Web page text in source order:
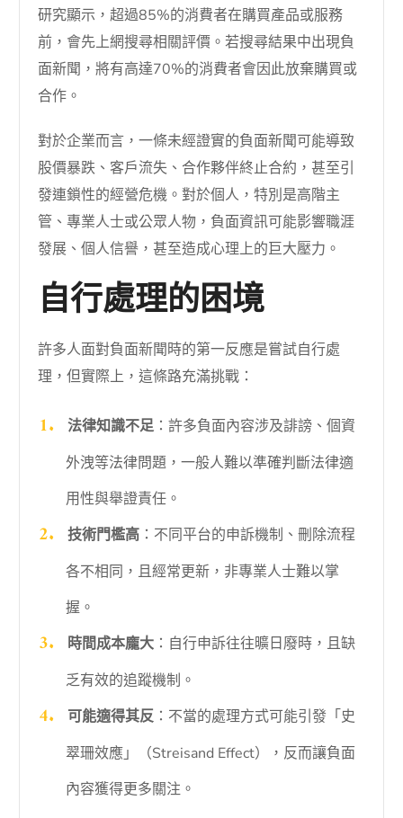
研究顯示，超過85%的消費者在購買產品或服務
前，會先上網搜尋相關評價。若搜尋結果中出現負
面新聞，將有高達70%的消費者會因此放棄購買或
合作。
對於企業而言，一條未經證實的負面新聞可能導致
股價暴跌、客戶流失、合作夥伴終止合約，甚至引
發連鎖性的經營危機。對於個人，特別是高階主
管、專業人士或公眾人物，負面資訊可能影響職涯
發展、個人信譽，甚至造成心理上的巨大壓力。
自行處理的困境
許多人面對負面新聞時的第一反應是嘗試自行處
理，但實際上，這條路充滿挑戰：
法律知識不足：許多負面內容涉及誹謗、個資
外洩等法律問題，一般人難以準確判斷法律適
用性與舉證責任。
技術門檻高：不同平台的申訴機制、刪除流程
各不相同，且經常更新，非專業人士難以掌
握。
時間成本龐大：自行申訴往往曠日廢時，且缺
乏有效的追蹤機制。
可能適得其反：不當的處理方式可能引發「史
翠珊效應」（Streisand Effect），反而讓負面
內容獲得更多關注。